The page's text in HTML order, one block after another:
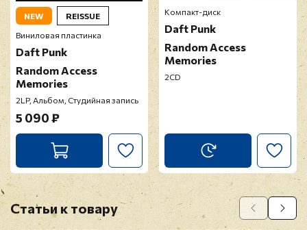
NEW
REISSUE
Виниловая пластинка
Daft Punk
Random Access
Memories
2LP, Альбом, Студийная запись
5 090 ₽
Компакт-диск
Daft Punk
Random Access
Memories
2CD
Статьи к товару